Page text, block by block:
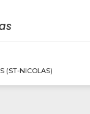
/
(ST-NICOLAS)